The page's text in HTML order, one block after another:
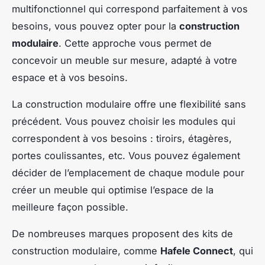
multifonctionnel qui correspond parfaitement à vos
besoins, vous pouvez opter pour la construction
modulaire. Cette approche vous permet de
concevoir un meuble sur mesure, adapté à votre
espace et à vos besoins.
La construction modulaire offre une flexibilité sans
précédent. Vous pouvez choisir les modules qui
correspondent à vos besoins : tiroirs, étagères,
portes coulissantes, etc. Vous pouvez également
décider de l’emplacement de chaque module pour
créer un meuble qui optimise l’espace de la
meilleure façon possible.
De nombreuses marques proposent des kits de
construction modulaire, comme Hafele Connect, qui